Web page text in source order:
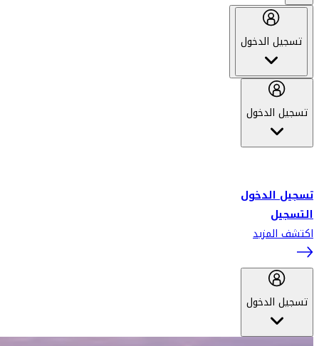
تسجيل الدخول
تسجيل الدخول
تسجيل الدخول
التسجيل
اكتشف المزيد
تسجيل الدخول